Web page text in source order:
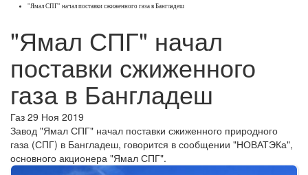
"Ямал СПГ" начал поставки сжиженного газа в Бангладеш
"Ямал СПГ" начал
поставки сжиженного
газа в Бангладеш
Газ 29 Ноя 2019
Завод "Ямал СПГ" начал поставки сжиженного природного
газа (СПГ) в Бангладеш, говорится в сообщении "НОВАТЭКа",
основного акционера "Ямал СПГ".